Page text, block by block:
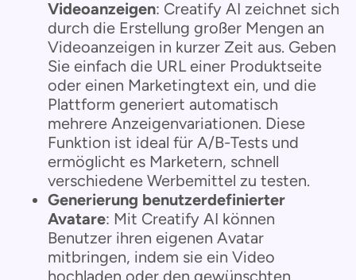
Videoanzeigen: Creatify AI zeichnet sich
durch die Erstellung großer Mengen an
Videoanzeigen in kurzer Zeit aus. Geben
Sie einfach die URL einer Produktseite
oder einen Marketingtext ein, und die
Plattform generiert automatisch
mehrere Anzeigenvariationen. Diese
Funktion ist ideal für A/B-Tests und
ermöglicht es Marketern, schnell
verschiedene Werbemittel zu testen.
Generierung benutzerdefinierter
Avatare: Mit Creatify AI können
Benutzer ihren eigenen Avatar
mitbringen, indem sie ein Video
hochladen oder den gewünschten